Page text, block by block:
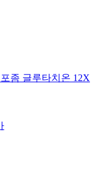
좀 글루타치온 12X